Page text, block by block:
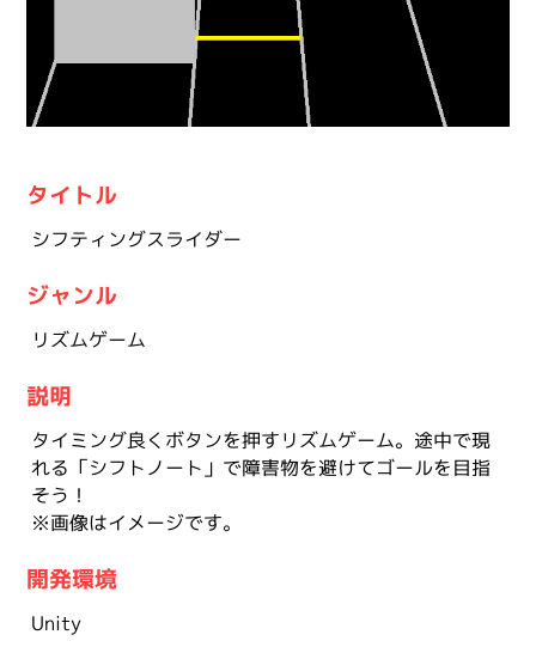
タイトル
シフティングスライダー
ジャンル
リズムゲーム
説明
タイミング良くボタンを押すリズムゲーム。途中で現
れる「シフトノート」で障害物を避けてゴールを目指
そう！
※画像はイメージです。
開発環境
Unity